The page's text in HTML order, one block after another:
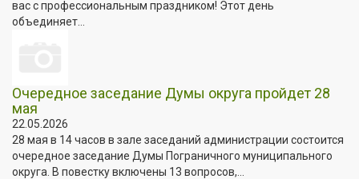
вас с профессиональным праздником! Этот день
объединяет...
Очередное заседание Думы округа пройдет 28
мая
22.05.2026
28 мая в 14 часов в зале заседаний администрации состоится
очередное заседание Думы Пограничного муниципального
округа. В повестку включены 13 вопросов,...